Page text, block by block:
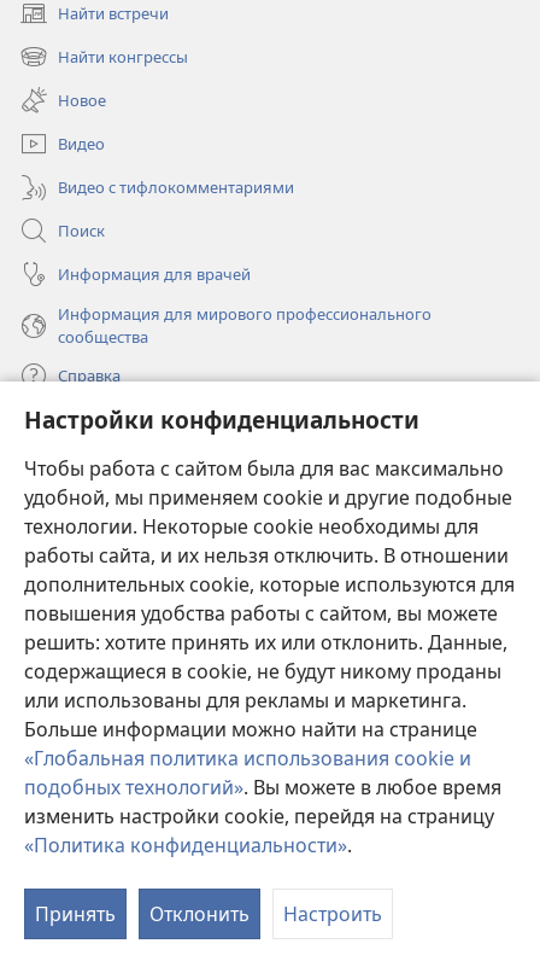
Настройки конфиденциальности
Чтобы работа с сайтом была для вас максимально
удобной, мы применяем cookie и другие подобные
технологии. Некоторые cookie необходимы для
работы сайта, и их нельзя отключить. В отношении
дополнительных cookie, которые используются для
повышения удобства работы с сайтом, вы можете
решить: хотите принять их или отклонить. Данные,
содержащиеся в cookie, не будут никому проданы
или использованы для рекламы и маркетинга.
Больше информации можно найти на странице
«Глобальная политика использования cookie и
подобных технологий». Вы можете в любое время
изменить настройки cookie, перейдя на страницу
«Политика конфиденциальности».
Принять Отклонить Настроить
Найти встречи
(открывается
в
новом
окне)
Найти конгрессы
(открывается
новом
окне)
Новое
Видео
Видео с тифлокомментариями
Поиск
Информация для врачей
Информация для мирового профессионального
сообщества
Справка
Пожертвования
в
новом
окне)
ОНЛАЙН-БИБЛИОТЕКА Сторожевой башни
(открывается
новом
окне)
JW Hub®
(открывается
в
новом
окне)
JW Library ®
Watchtower Library
Copyright© 2026 Watch Tower Bible and Tract Society of Pennsylvania.
УСЛОВИЯ ИСПОЛЬЗОВАНИЯ|ПОЛИТИКА
КОНФИДЕНЦИАЛЬНОСТИ
КОНФИДЕНЦИАЛЬНОСТИ